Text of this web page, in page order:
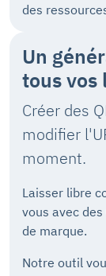
des
Un
tous vos
Créer des
modifier
moment.
Laisser libre
vous avec
de marque.
Notre outil